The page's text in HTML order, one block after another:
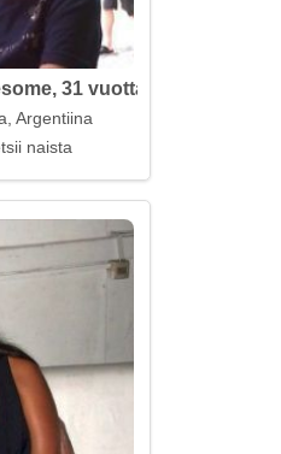
31 vuotta
Argentiina
naista